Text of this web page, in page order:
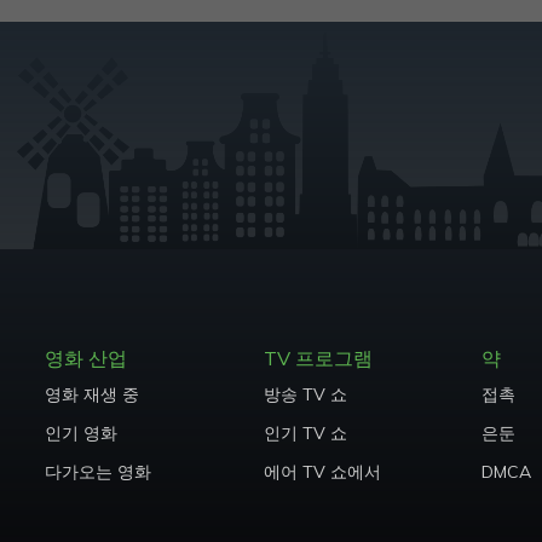
영화 산업
영화 재생 중
인기 영화
다가오는 영화
TV 프로그램
방송 TV 쇼
인기 TV 쇼
에어 TV 쇼에서
약
접촉
은둔
DMCA